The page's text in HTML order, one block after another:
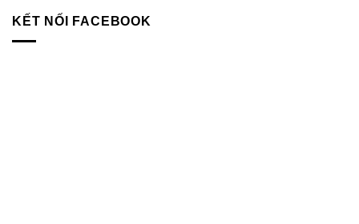
KẾT NỐI FACEBOOK